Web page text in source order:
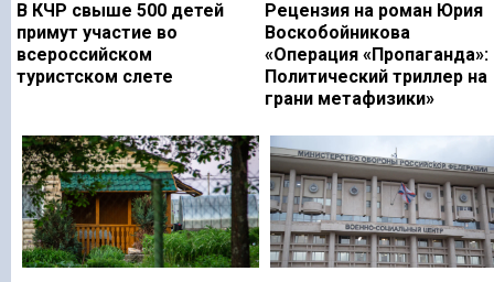
В КЧР свыше 500 детей
примут участие во
всероссийском
туристском слете
Рецензия на роман Юрия
Воскобойникова
«Операция «Пропаганда»:
Политический триллер на
грани метафизики»